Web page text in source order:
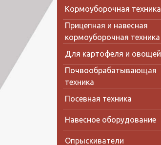
Кормоуборочная техника
Прицепная и навесная
кормоуборочная техника
Для картофеля и овощей
Почвообрабатывающая
техника
Посевная техника
Навесное оборудование
Опрыскиватели